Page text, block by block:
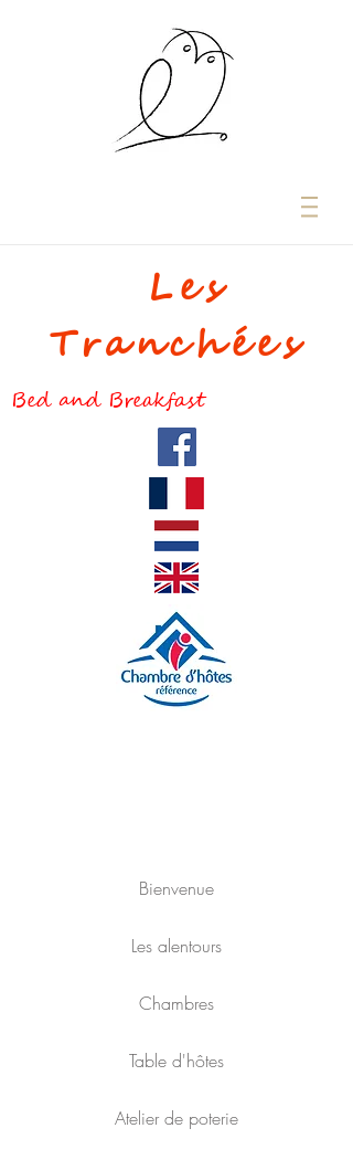
Les
Tranchées
Bed and Breakfast
Bienvenue
Les alentours
Chambres
Table d'hôtes
Atelier de poterie